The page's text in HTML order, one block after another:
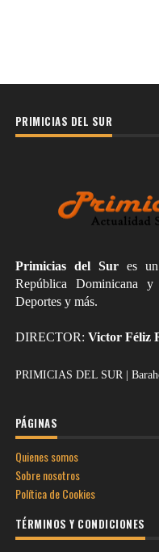
PRIMICIAS DEL SUR
Primicias del Sures un
República Dominicana
Deportes y más.
DIRECTOR: Victor Féliz
PRIMICIAS DEL SUR |
PÁGINAS
Quienes somos
Sobre nosotros
Política de Cookies
TÉRMINOS Y CONDICIONES